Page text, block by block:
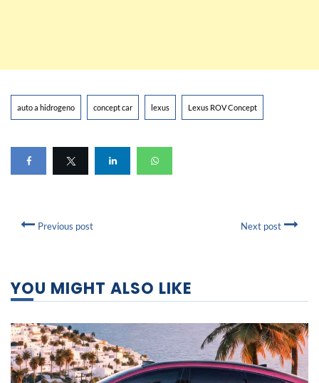
auto a hidrogeno concept car lexus Lexus ROV Concept
Previous post Next post
YOU MIGHT ALSO LIKE